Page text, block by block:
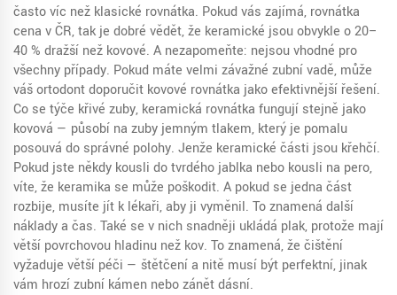
často víc než klasické rovnátka. Pokud vás zajímá, rovnátka
cena v ČR, tak je dobré vědět, že keramické jsou obvykle o 20–
40 % dražší než kovové. A nezapomeňte: nejsou vhodné pro
všechny případy. Pokud máte velmi závažné zubní vadě, může
váš ortodont doporučit kovové rovnátka jako efektivnější řešení.
Co se týče křivé zuby, keramická rovnátka fungují stejně jako
kovová — působí na zuby jemným tlakem, který je pomalu
posouvá do správné polohy. Jenže keramické části jsou křehčí.
Pokud jste někdy kousli do tvrdého jablka nebo kousli na pero,
víte, že keramika se může poškodit. A pokud se jedna část
rozbije, musíte jít k lékaři, aby ji vyměnil. To znamená další
náklady a čas. Také se v nich snadněji ukládá plak, protože mají
větší povrchovou hladinu než kov. To znamená, že čištění
vyžaduje větší péči — štětčení a nitě musí být perfektní, jinak
vám hrozí zubní kámen nebo zánět dásní.